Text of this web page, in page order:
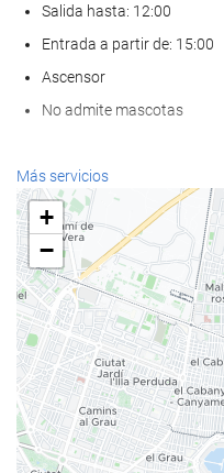
Salida hasta: 12:00
Entrada a partir de: 15:00
Ascensor
No admite mascotas
Bienestar
Spa
Hammam
Sauna
Gimnasio
Comida y bebida
Restaurante a la carta
Bar
Más servicios
+
−